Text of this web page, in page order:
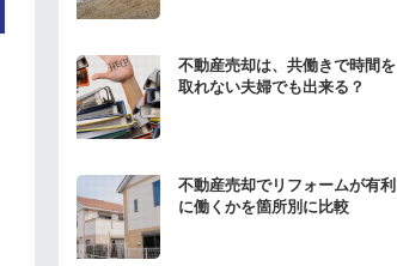
不動産売却は、共働きで時間を
取れない夫婦でも出来る？
不動産売却でリフォームが有利
に働くかを箇所別に比較